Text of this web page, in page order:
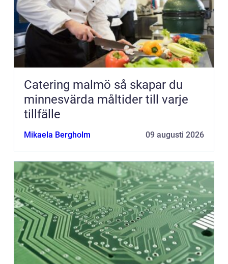
Catering malmö så skapar du
minnesvärda måltider till varje
tillfälle
Mikaela Bergholm 09 augusti 2026